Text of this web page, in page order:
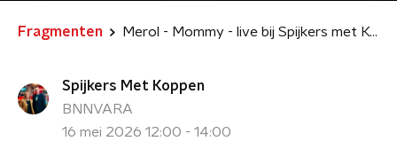
Fragmenten Merol - Mommy - live bij Spijkers met Koppen
Spijkers Met Koppen
BNNVARA
16 mei 2026 12:00 - 14:00